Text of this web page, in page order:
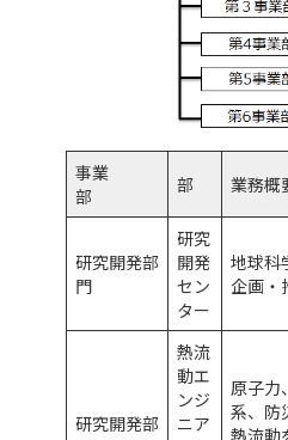
事業
部
部 業務概
研究開発部
門
研究
開発
セン
ター
地球科
企画・
研究開発部
熱流
動エ
ンジ
ニア
原子力
系、防